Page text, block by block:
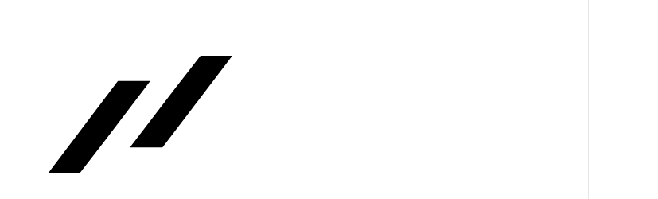
فرم‌ور باتری در گوشی‌های شیائومی با
سیستم‌عامل HyperOS 2.0 به‌روزرسانی